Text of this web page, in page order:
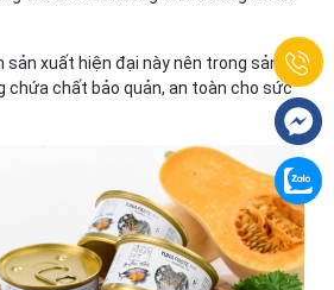
sản xuất hiện đại này nên trong sản
chứa chất bảo quản, an toàn cho sức